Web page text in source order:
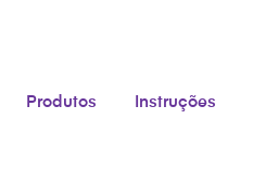
Produtos Instruções